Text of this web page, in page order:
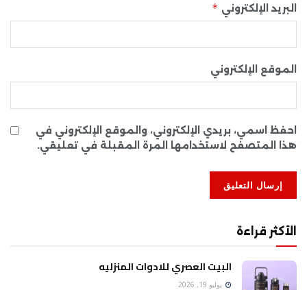
البريد الإلكتروني *
الموقع الإلكتروني
احفظ اسمي، بريدي الإلكتروني، والموقع الإلكتروني في
هذا المتصفح لاستخدامها المرة المقبلة في تعليقي.
الأكثر قراءة
البيت العصري للادوات المنزليه
يوليو 19, 2026